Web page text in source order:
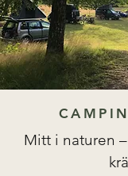
Mitt i naturen